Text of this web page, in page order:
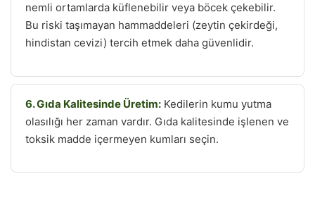
nemli ortamlarda küflenebilir veya böcek çekebilir.
Bu riski taşımayan hammaddeleri (zeytin çekirdeği,
hindistan cevizi) tercih etmek daha güvenlidir.
6. Gıda Kalitesinde Üretim: Kedilerin kumu yutma
olasılığı her zaman vardır. Gıda kalitesinde işlenen ve
toksik madde içermeyen kumları seçin.